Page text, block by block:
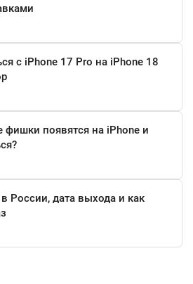
наушники Sony Pulse Elite, белые
это инструмент, который способен
с iPhone 17 Pro на iPhone 18
фишки появятся на iPhone и
России, дата выхода и как